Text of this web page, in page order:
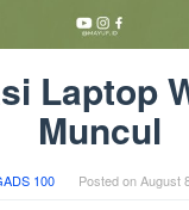
Laptop
Muncul
100 Posted onAugust